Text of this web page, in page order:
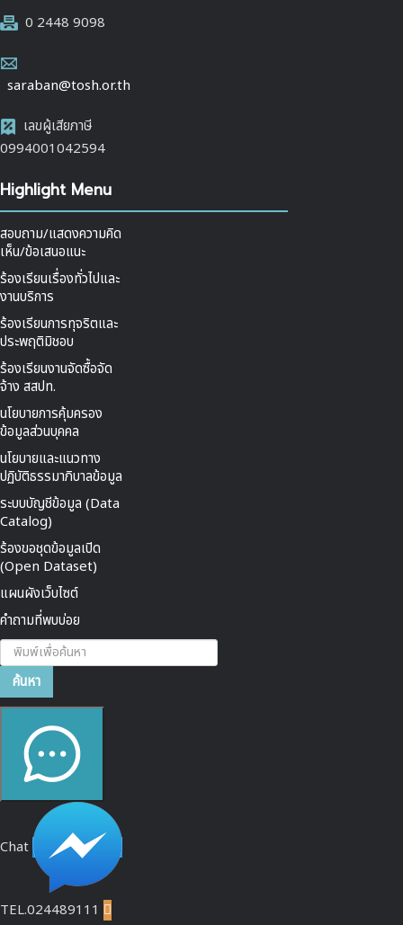
0 2448 9098
saraban@tosh.or.th
เลขผู้เสียภาษี
0994001042594
Highlight Menu
สอบถาม/แสดงความคิด
เห็น/ข้อเสนอแนะ
ร้องเรียนเรื่องทั่วไปและ
งานบริการ
ร้องเรียนการทุจริตและ
ประพฤติมิชอบ
ร้องเรียนงานจัดซื้อจัด
จ้าง สสปท.
นโยบายการคุ้มครอง
ข้อมูลส่วนบุคคล
นโยบายและแนวทาง
ปฏิบัติธรรมาภิบาลข้อมูล
ระบบบัญชีข้อมูล (Data
Catalog)
ร้องขอชุดข้อมูลเปิด
(Open Dataset)
แผนผังเว็บไซต์
คำถามที่พบบ่อย
ค้นหา...
ค้นหา
Chat
TEL.024489111 